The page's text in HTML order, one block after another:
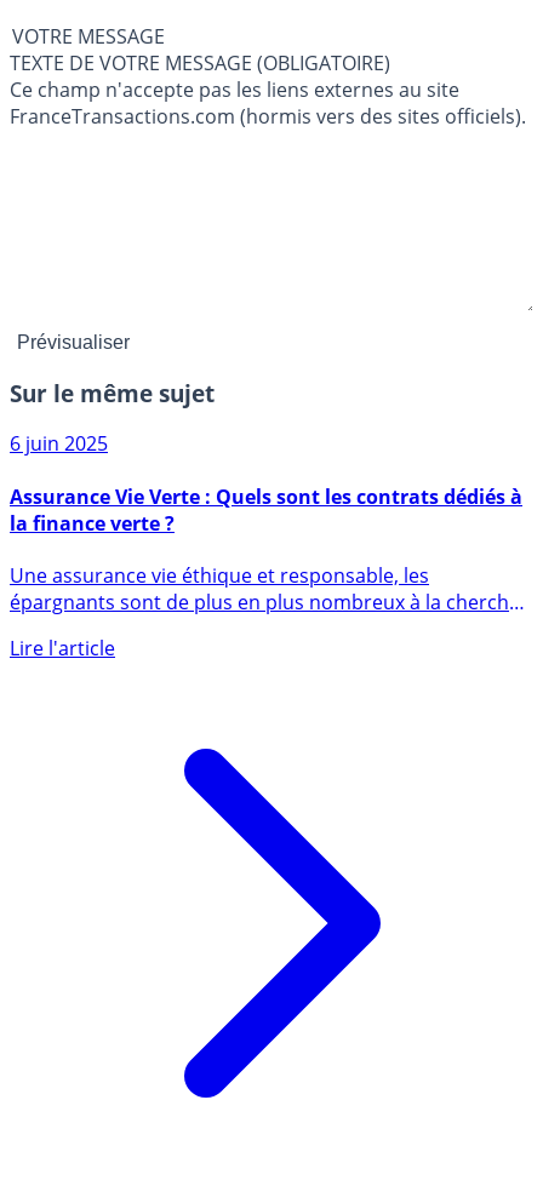
VOTRE MESSAGE
TEXTE DE VOTRE MESSAGE (OBLIGATOIRE)
Ce champ n'accepte pas les liens externes au site
FranceTransactions.com (hormis vers des sites officiels).
Sur le même sujet
6 juin 2025
la finance verte ?
épargnants sont de plus en plus nombreux à la chercher.